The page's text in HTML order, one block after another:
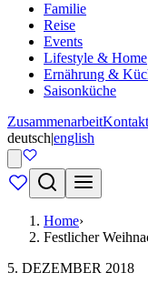
Familie
Reise
Events
Lifestyle & Home
Ernährung &
Saisonküche
ZusammenarbeitKontakt
deutsch|english
Home›
Festlicher
5. DEZEMBER 2018